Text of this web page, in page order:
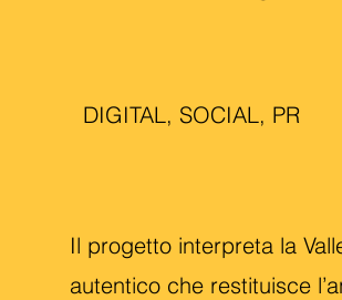
DIGITAL, SOCIAL, PR
Il progetto interpreta la
autentico che restituisce